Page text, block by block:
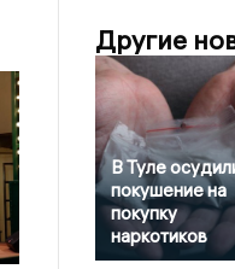
Другие
В Туле
покушение на
покупку
наркотиков